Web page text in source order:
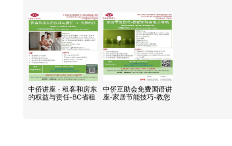
中侨讲座 - 租客和房东
的权益与责任-BC省租
中侨互助会免费国语讲
座-家居节能技巧-教您